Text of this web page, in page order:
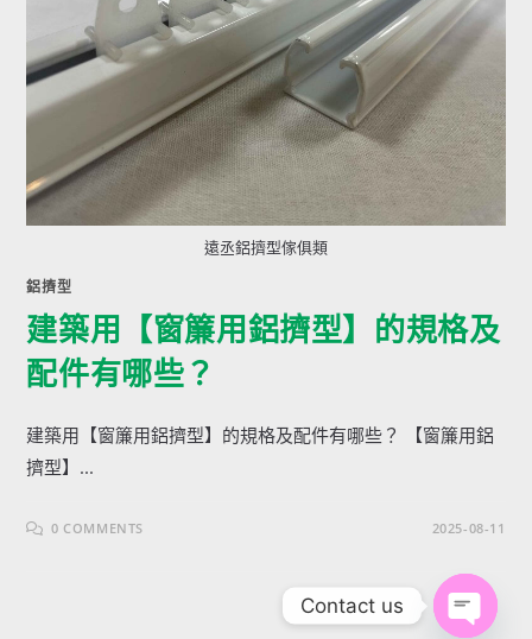
遠丞鋁擠型傢俱類
鋁擠型
建築用【窗簾用鋁擠型】的規格及
配件有哪些？
建築用【窗簾用鋁擠型】的規格及配件有哪些？ 【窗簾用鋁
擠型】...
0 COMMENTS 2025-08-11
Contact us